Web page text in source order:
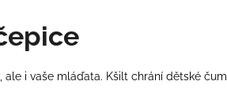
ale i vaše mláďata. Kšilt chrání dětské
Doporučujeme